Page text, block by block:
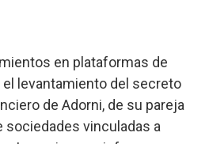
en plataformas de
levantamiento del secreto
de Adorni, de su pareja
sociedades vinculadas a